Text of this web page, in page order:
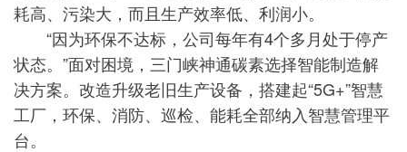
耗高、污染大，而且生产效率低、利润小。
“因为环保不达标，公司每年有4个多月处于停产
状态。”面对困境，三门峡神通碳素选择智能制造解
决方案。改造升级老旧生产设备，搭建起“5G+”智慧
工厂，环保、消防、巡检、能耗全部纳入智慧管理平
台。